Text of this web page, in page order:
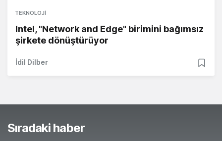
TEKNOLOJI
Intel, "Network and Edge" birimini bağımsız
şirkete dönüştürüyor
İdil Dilber
Sıradaki haber